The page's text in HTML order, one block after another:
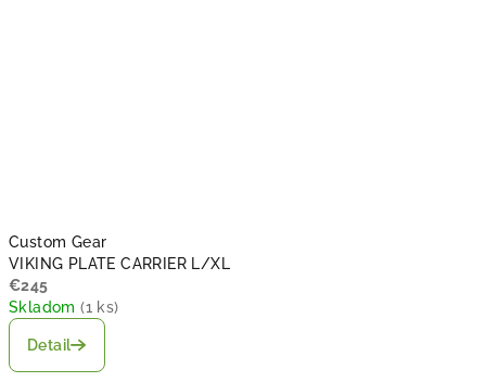
VIKING PLATE CARRIER L/XL
Custom Gear
€245
Skladom(1 ks)
Detail